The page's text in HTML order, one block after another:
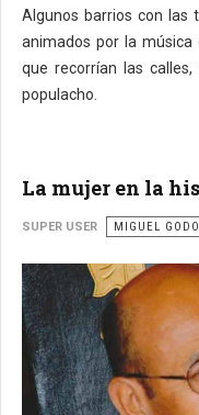
Algunos barrios con las
animados por la música
que recorrían las
populacho.
La mujer en la
SUPER USER MIGUEL